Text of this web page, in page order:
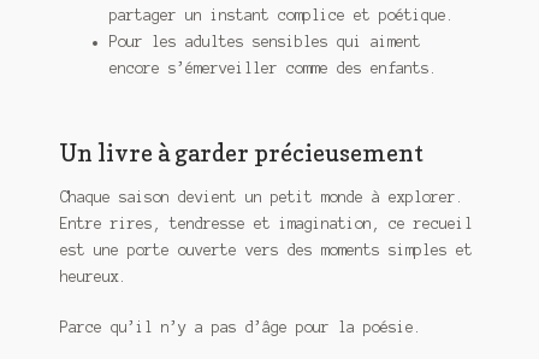
partager un instant complice et poétique.
Pour les adultes sensibles qui aiment
encore s’émerveiller comme des enfants.
Un livre à garder précieusement
Chaque saison devient un petit monde à explorer.
Entre rires, tendresse et imagination, ce recueil
est une porte ouverte vers des moments simples et
heureux.
Parce qu’il n’y a pas d’âge pour la poésie.